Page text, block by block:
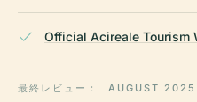
Official Acireale Tourism
最終レビュー： AUGUST 2025